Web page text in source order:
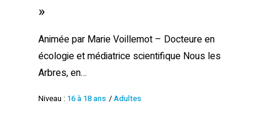
»
Animée par Marie Voillemot – Docteure en
écologie et médiatrice scientifique Nous les
Arbres, en…
Niveau : 16 à 18 ans /Adultes